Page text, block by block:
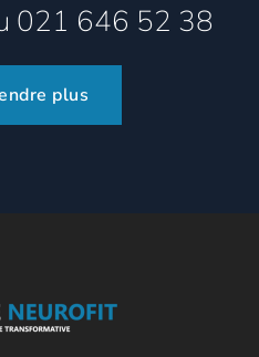
021 646 52 38
plus